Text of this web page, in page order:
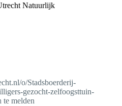
Natuurlijk
o/Stadsboerderij-
gezocht-zelfoogsttuin-
te melden